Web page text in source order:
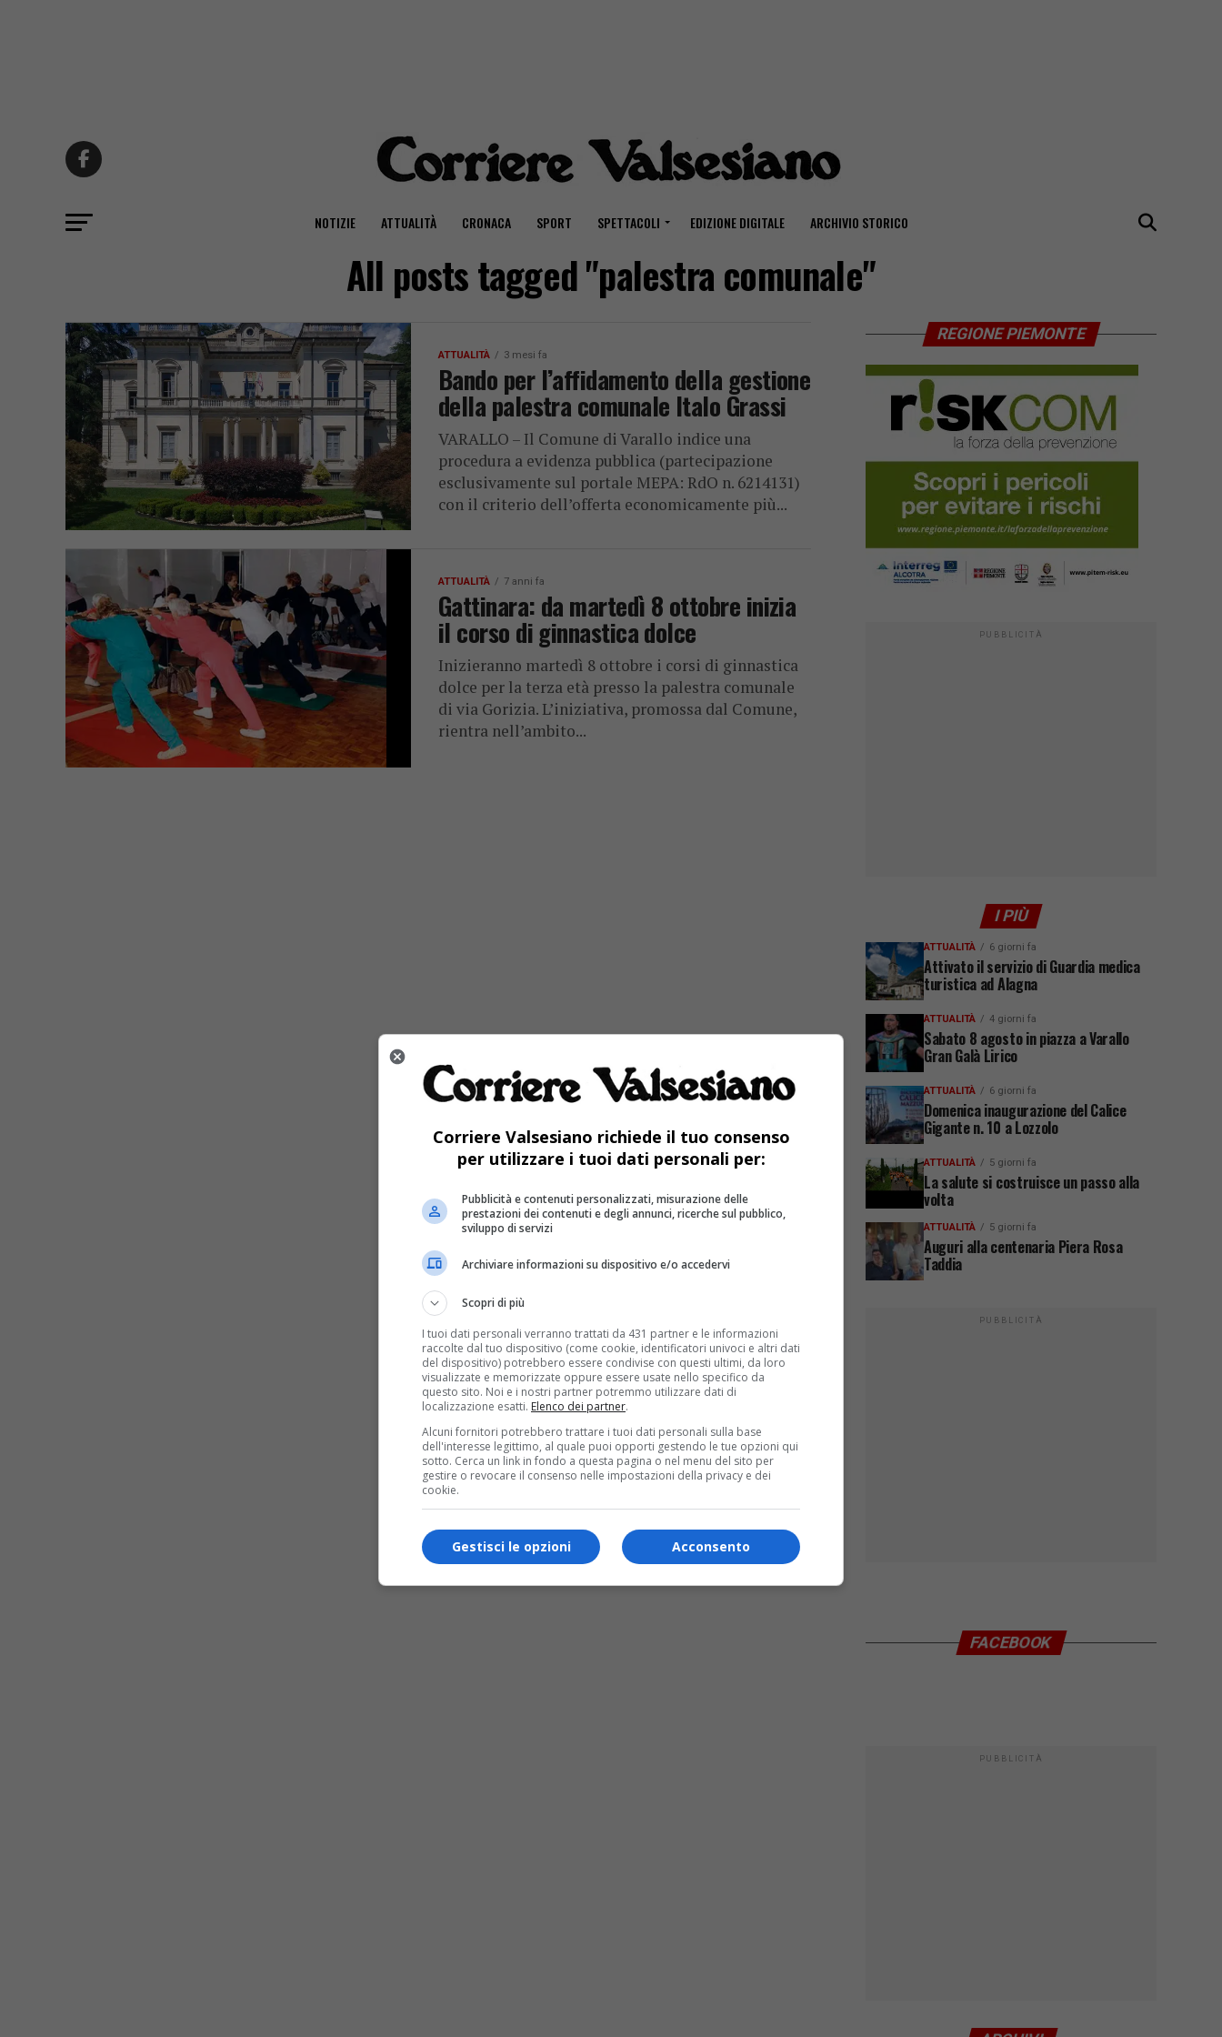
NOTIZIE ATTUALITÀ CRONACA SPORT SPETTACOLI EDIZIONE DIGITALE ARCHIVIO STORICO
All posts tagged "palestra comunale"
ATTUALITÀ 3 mesi fa
Bando per l’affidamento della gestione
della palestra comunale Italo Grassi
VARALLO – Il Comune di Varallo indice una
procedura a evidenza pubblica (partecipazione
esclusivamente sul portale MEPA: RdO n. 6214131)
con il criterio dell’offerta economicamente più...
ATTUALITÀ 7 anni fa
Gattinara: da martedì 8 ottobre inizia
il corso di ginnastica dolce
Inizieranno martedì 8 ottobre i corsi di ginnastica
dolce per la terza età presso la palestra comunale
di via Gorizia. L’iniziativa, promossa dal Comune,
rientra nell’ambito...
REGIONE PIEMONTE
PUBBLICITÀ
I PIÙ
ATTUALITÀ 6 giorni fa
Attivato il servizio di Guardia medica
turistica ad Alagna
ATTUALITÀ 4 giorni fa
Sabato 8 agosto in piazza a Varallo
Gran Galà Lirico
ATTUALITÀ 6 giorni fa
Domenica inaugurazione del Calice
Gigante n. 10 a Lozzolo
ATTUALITÀ 5 giorni fa
La salute si costruisce un passo alla
volta
ATTUALITÀ 5 giorni fa
Auguri alla centenaria Piera Rosa
Taddia
PUBBLICITÀ
FACEBOOK
PUBBLICITÀ
Corriere Valsesiano richiede il tuo consenso
per utilizzare i tuoi dati personali per:
Pubblicità e contenuti personalizzati, misurazione delle
prestazioni dei contenuti e degli annunci, ricerche sul pubblico,
sviluppo di servizi
Archiviare informazioni su dispositivo e/o accedervi
Scopri di più
I tuoi dati personali verranno trattati da 431 partner e le informazioni
raccolte dal tuo dispositivo (come cookie, identificatori univoci e altri dati
del dispositivo) potrebbero essere condivise con questi ultimi, da loro
visualizzate e memorizzate oppure essere usate nello specifico da
questo sito. Noi e i nostri partner potremmo utilizzare dati di
localizzazione esatti. Elenco dei partner.
Alcuni fornitori potrebbero trattare i tuoi dati personali sulla base
dell'interesse legittimo, al quale puoi opporti gestendo le tue opzioni qui
sotto. Cerca un link in fondo a questa pagina o nel menu del sito per
gestire o revocare il consenso nelle impostazioni della privacy e dei
cookie.
Acconsento
Gestisci le opzioni